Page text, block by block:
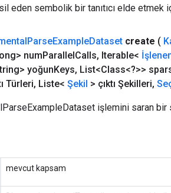
eden sembolik bir tanıtıcı elde etmek
ParseExampleDataset create (
numParallelCalls, Iterable<
yoğunKeys, List<Class<?>>
Türleri, Liste< Şekil > çıktı Şekilleri,
işlemini saran bir
mevcut kapsam